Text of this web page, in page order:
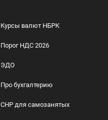
Курсы валют НБРК
Порог НДС 2026
ЭДО
Про бухгалтерию
СНР для самозанятых